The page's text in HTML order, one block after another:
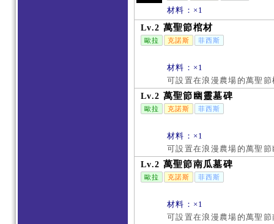
材料：×1
Lv.2 萬聖節棺材
歐拉 克諾斯 菲西斯
材料：×1
可設置在浪漫農場的萬聖
Lv.2 萬聖節幽靈墓碑
歐拉 克諾斯 菲西斯
材料：×1
可設置在浪漫農場的萬聖
Lv.2 萬聖節南瓜墓碑
歐拉 克諾斯 菲西斯
材料：×1
可設置在浪漫農場的萬聖